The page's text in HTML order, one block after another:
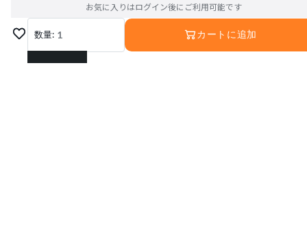
お気に入りはログイン後にご利用可能です
数量: 1
1
カートに追加